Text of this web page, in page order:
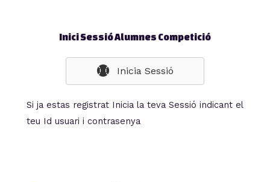
Inici Sessió Alumnes Competició
Inicia Sessió
Si ja estas registrat Inicia la teva Sessió indicant el
teu Id usuari i contrasenya